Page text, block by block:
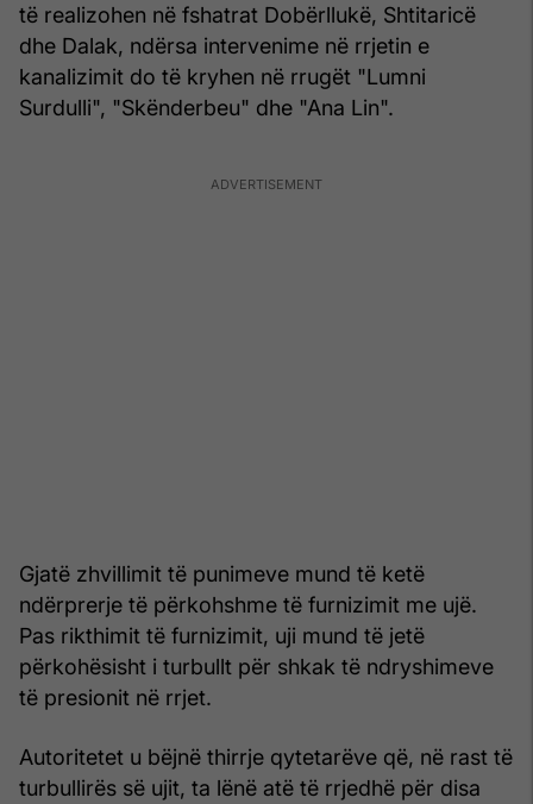
të realizohen në fshatrat Dobërllukë, Shtitaricë
dhe Dalak, ndërsa intervenime në rrjetin e
kanalizimit do të kryhen në rrugët "Lumni
Surdulli", "Skënderbeu" dhe "Ana Lin".
Gjatë zhvillimit të punimeve mund të ketë
ndërprerje të përkohshme të furnizimit me ujë.
Pas rikthimit të furnizimit, uji mund të jetë
përkohësisht i turbullt për shkak të ndryshimeve
të presionit në rrjet.
Autoritetet u bëjnë thirrje qytetarëve që, në rast të
turbullirës së ujit, ta lënë atë të rrjedhë për disa